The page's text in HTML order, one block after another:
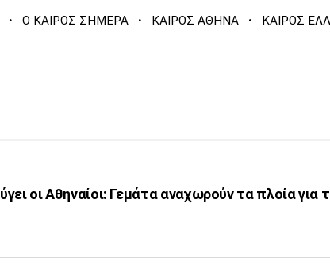
· Ο ΚΑΙΡΟΣ ΣΗΜΕΡΑ · ΚΑΙΡΟΣ ΑΘΗΝΑ · ΚΑΙΡΟΣ
οι Αθηναίοι: Γεμάτα αναχωρούν τα πλοία για